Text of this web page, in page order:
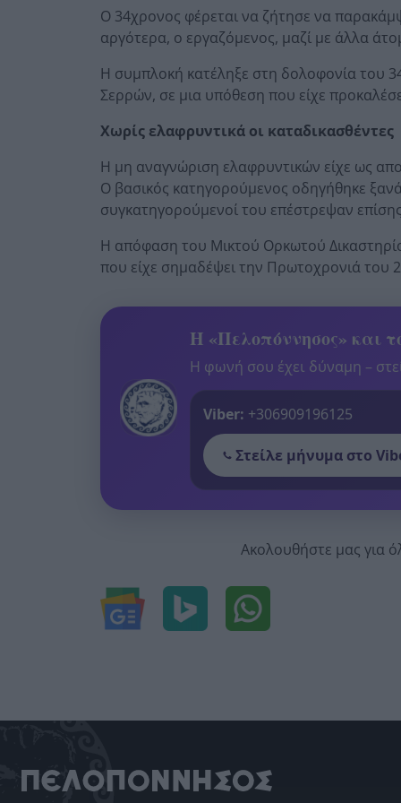
Ο 34χρονος φέρεται να ζήτησε να
αργότερα, ο εργαζόμενος, μαζί με άλλα
Η συμπλοκή κατέληξε στη δολοφονία του
Σερρών, σε μια υπόθεση που είχε
Χωρίς ελαφρυντικά οι καταδικασθέντες
Η μη αναγνώριση ελαφρυντικών είχε ως
Ο βασικός κατηγορούμενος οδηγήθηκε
συγκατηγορούμενοί του επέστρεψαν
Η απόφαση του Μικτού Ορκωτού
που είχε σημαδέψει την Πρωτοχρονιά του
Η «Πελοπόννησος» και
Η φωνή σου έχει δύναμη –
Viber: +306909196125
Στείλε μήνυμα στο
Ακολουθήστε μας για